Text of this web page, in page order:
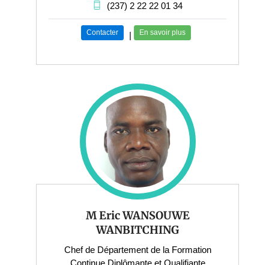
(237) 2 22 22 01 34
Contacter | En savoir plus
M Eric WANSOUWE
WANBITCHING
Chef de Département de la Formation